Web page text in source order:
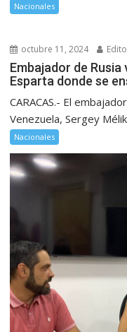
Nacionales
octubre 11, 2024
Embajador de
Esparta donde se
CARACAS.- El
Venezuela, Sergey
Nacionales